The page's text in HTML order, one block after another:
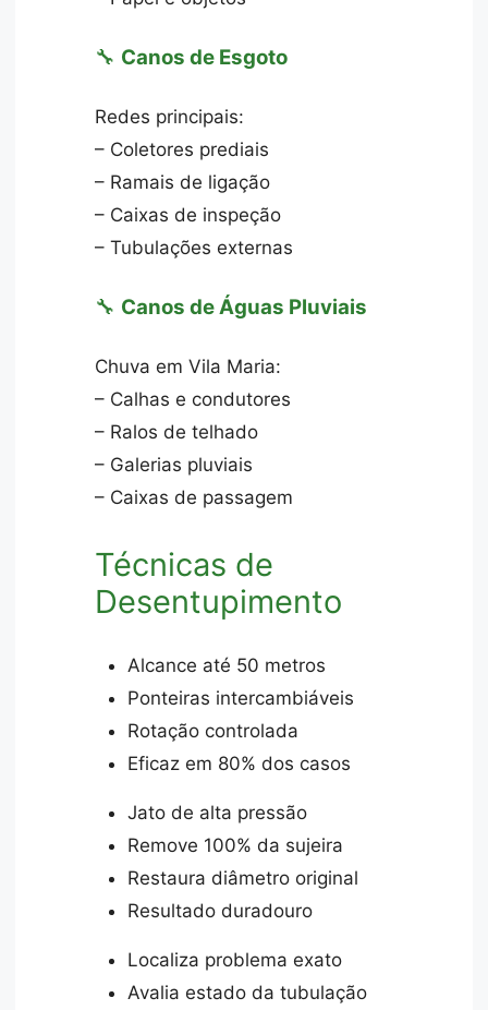
🔧 Canos de Esgoto
Redes principais:
– Coletores prediais
– Ramais de ligação
– Caixas de inspeção
– Tubulações externas
🔧 Canos de Águas Pluviais
Chuva em Vila Maria:
– Calhas e condutores
– Ralos de telhado
– Galerias pluviais
– Caixas de passagem
Técnicas de
Desentupimento
Alcance até 50 metros
Ponteiras intercambiáveis
Rotação controlada
Eficaz em 80% dos casos
Jato de alta pressão
Remove 100% da sujeira
Restaura diâmetro original
Resultado duradouro
Localiza problema exato
Avalia estado da tubulação